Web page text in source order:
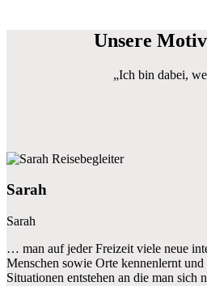
Unsere
„Ich bin dabei,
Sarah
Sarah
… man auf jeder Freizeit viele neue
Menschen sowie Orte kennenlernt
Situationen entstehen an die man sich